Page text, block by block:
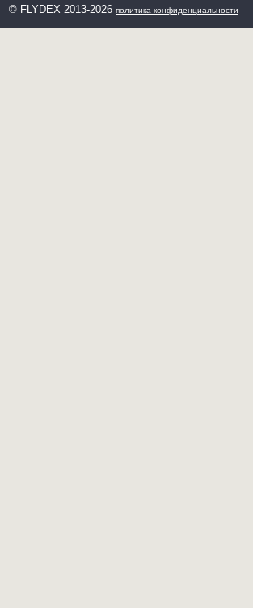
© FLYDEX 2013-2026 политика конфиденциальности